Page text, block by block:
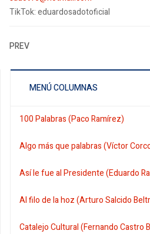
TikTok: eduardosadotoficial
PREV
MENÚ COLUMNAS
100 Palabras (Paco Ramírez)
Algo más que palabras (Víctor
Así le fue al Presidente (Eduardo
Al filo de la hoz (Arturo Salcido
Catalejo Cultural (Fernando Castro